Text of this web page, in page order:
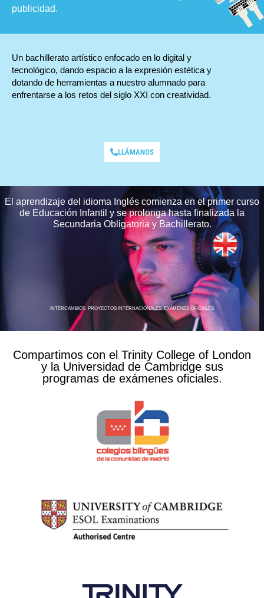
publicidad.
Un bachillerato artístico enfocado en lo digital y
tecnológico, dando espacio a la expresión estética y
dotando de herramientas a nuestro alumnado para
enfrentarse a los retos del siglo XXI con creatividad.
LLÁMANOS
El aprendizaje del idioma Inglés comienza en el primer curso
de Educación Infantil y se prolonga hasta finalizada la
Secundaria Obligatoria y Bachillerato.
INTERCAMBIOS PROYECTOS INTERNACIONALESEXÁMENES OFICIALES
Compartimos con el Trinity College of London
y la Universidad de Cambridge sus
programas de exámenes oficiales.